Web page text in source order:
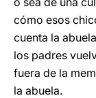
cómo esos
cuenta la
los padres
fuera de la
la abuela.